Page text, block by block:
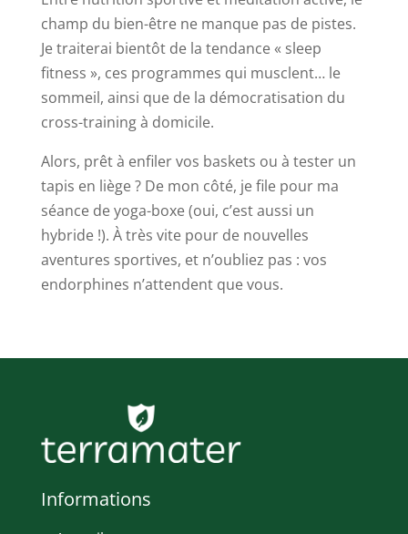
champ du bien-être ne manque pas de pistes.
Je traiterai bientôt de la tendance « sleep
fitness », ces programmes qui musclent… le
sommeil, ainsi que de la démocratisation du
cross-training à domicile.
Alors, prêt à enfiler vos baskets ou à tester un
tapis en liège ? De mon côté, je file pour ma
séance de yoga-boxe (oui, c’est aussi un
hybride !). À très vite pour de nouvelles
aventures sportives, et n’oubliez pas : vos
endorphines n’attendent que vous.
Informations